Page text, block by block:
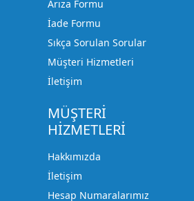
Arıza Formu
İade Formu
Sıkça Sorulan Sorular
Müşteri Hizmetleri
İletişim
MÜŞTERİ
HİZMETLERİ
Hakkımızda
İletişim
Hesap Numaralarımız